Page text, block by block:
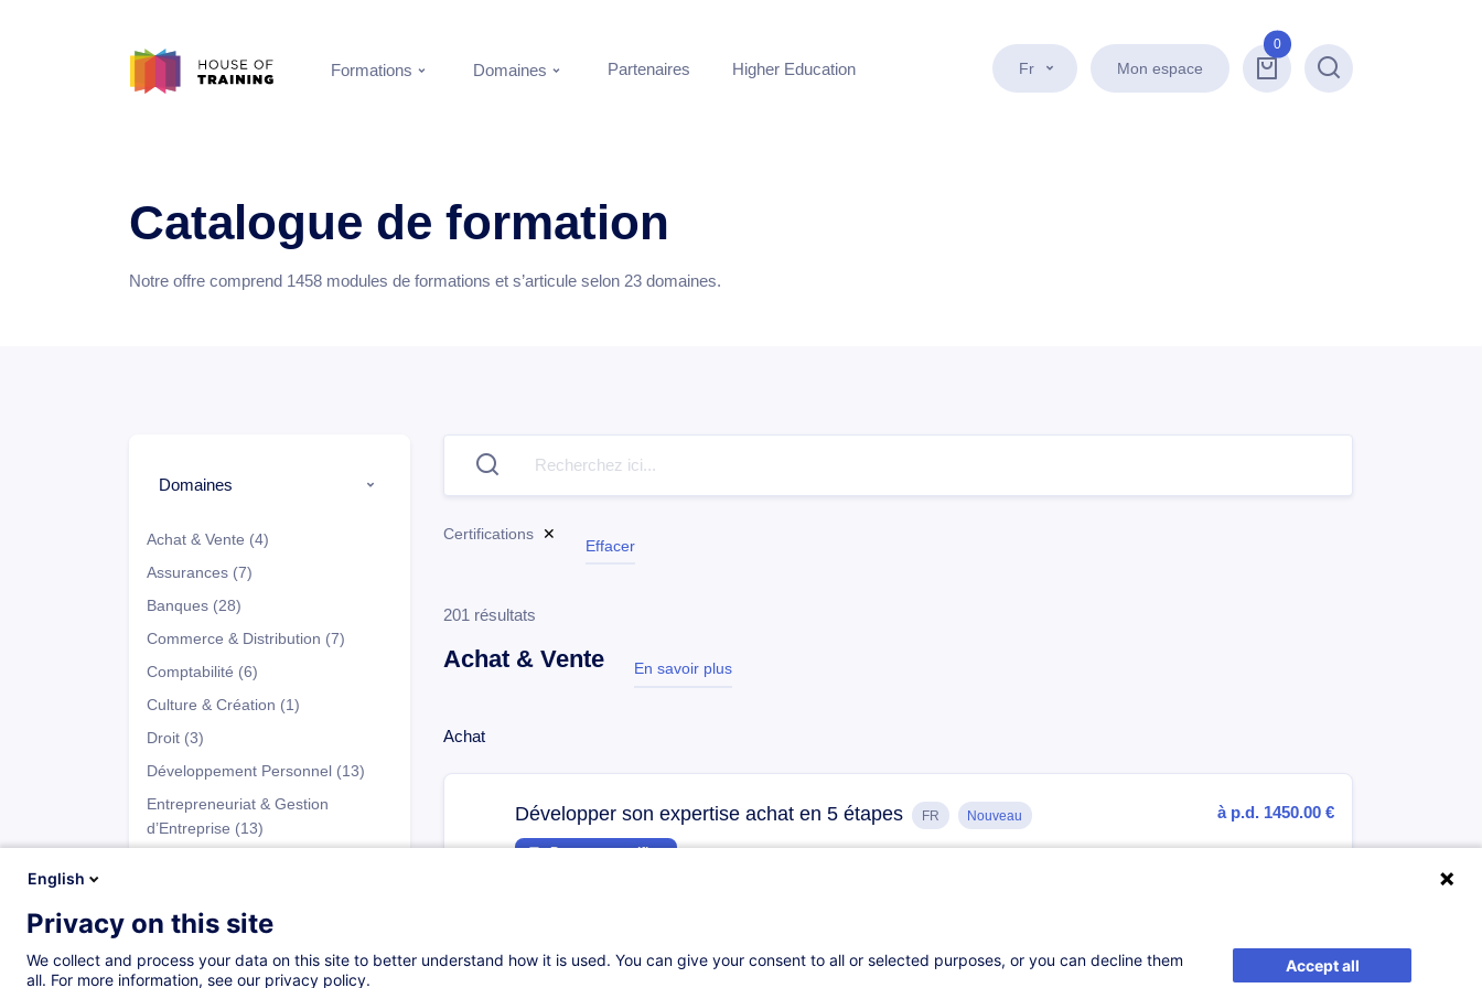
Fr Mon espace
0
Recherche
Formations Domaines Partenaires Higher Education
Catalogue de formation
Notre offre comprend 1458 modules de formations et s’articule selon 23 domaines.
Domaines
Achat & Vente (4)
Assurances (7)
Banques (28)
Commerce & Distribution (7)
Comptabilité (6)
Culture & Création (1)
Droit (3)
Développement Personnel (13)
Entrepreneuriat & Gestion
d’Entreprise (13)
Horeca (12)
Immobilier (1)
Programmes
Certificats académiques (5)
Certifications ✕
Effacer
201 résultats
Achat & Vente En savoir plus
test
Achat
Développer son expertise achat en 5 étapes FR Nouveau
Parcours certifiant
à p.d. 1450.00 €
English
Privacy on this site
We collect and process your data on this site to better understand how it is used. You can give your consent to all or selected purposes, or you can decline them
all. For more information, see our privacy policy.
Accept all